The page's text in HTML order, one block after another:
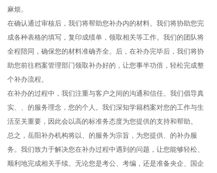
麻烦。
在确认通过审核后，我们将帮助您补办内的材料。我们将协助您完
成各种表格的填写，复印成绩单，领取相关等工作。我们的团队将
全程陪同，确保您的材料准确齐全。后，在补办完毕后，我们将协
助您前往档案管理部门领取补办好的，让您事半功倍，轻松完成整
个补办流程。
在补办的过程中，我们注重与客户之间的沟通和信任。我们倡导真
实、、的服务理念，您的个人。我们深知学籍档案对您的工作与生
活至关重要，因此会以高的标准务态度为您提供的支持和帮助。
总之，岳阳补办机构将以、的服务为宗旨，为您提供、的补办服
务。我们致力于解决您在补办过程中遇到的问题，让您能够轻松、
顺利地完成相关手续。无论您是考公、考编，还是准备央企、国企